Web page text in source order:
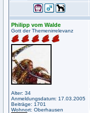
Philipp vom Walde
Gott der Themenirrelevanz
Alter: 34
Anmeldungsdatum: 17.03.2005
Beiträge: 1701
Wohnort: Oberhausen